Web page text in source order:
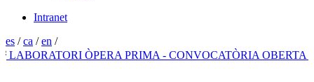
Intranet
es /ca /en /
ÒPERA PRIMA - CONVOCATÒRIA OBERTA